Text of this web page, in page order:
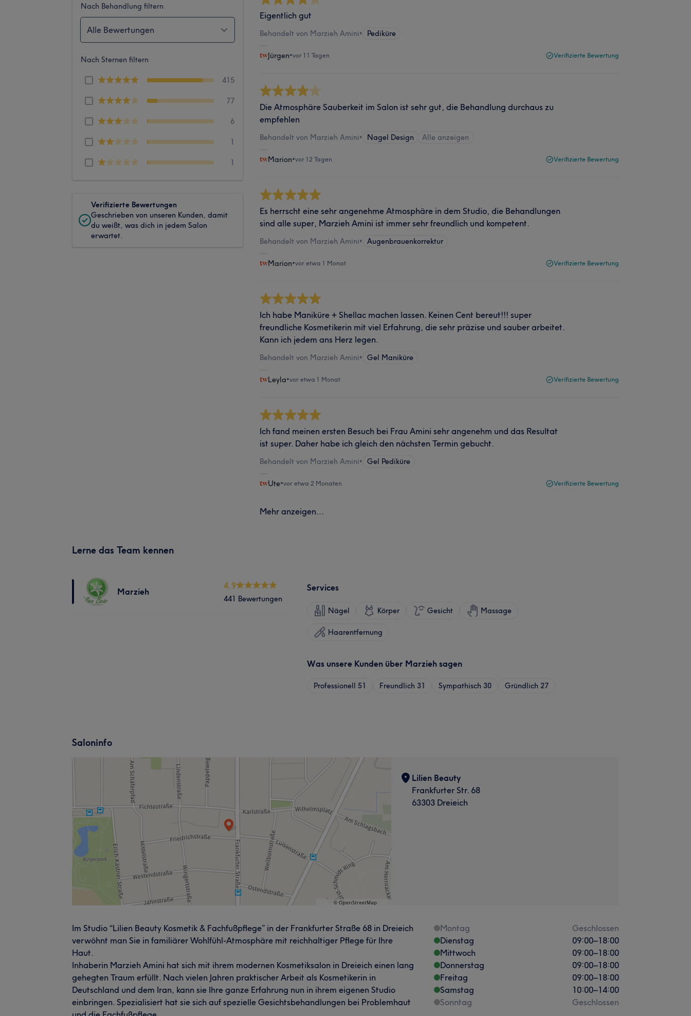
Nach Behandlung filtern
Alle Bewertungen
Nach Sternen filtern
415
77
6
1
1
Verifizierte Bewertungen
Geschrieben von unseren Kunden, damit
du weißt, was dich in jedem Salon
erwartet.
Eigentlich gut
Behandelt von Marzieh Amini• Pediküre
Jürgen•vor 11 Tagen Verifizierte Bewertung
Die Atmosphäre Sauberkeit im Salon ist sehr gut, die Behandlung durchaus zu
empfehlen
Behandelt von Marzieh Amini• Nagel Design Alle anzeigen
Marion•vor 12 Tagen Verifizierte Bewertung
Es herrscht eine sehr angenehme Atmosphäre in dem Studio, die Behandlungen
sind alle super, Marzieh Amini ist immer sehr freundlich und kompetent.
Behandelt von Marzieh Amini• Augenbrauenkorrektur
Marion•vor etwa 1 Monat Verifizierte Bewertung
Ich habe Maniküre + Shellac machen lassen. Keinen Cent bereut!!! super
freundliche Kosmetikerin mit viel Erfahrung, die sehr präzise und sauber arbeitet.
Kann ich jedem ans Herz legen.
Behandelt von Marzieh Amini• Gel Maniküre
Leyla•vor etwa 1 Monat Verifizierte Bewertung
Ich fand meinen ersten Besuch bei Frau Amini sehr angenehm und das Resultat
ist super. Daher habe ich gleich den nächsten Termin gebucht.
Behandelt von Marzieh Amini• Gel Pediküre
Ute•vor etwa 2 Monaten Verifizierte Bewertung
Mehr anzeigen...
Lerne das Team kennen
Marzieh
4.9
441 Bewertungen
Services
Nägel Körper Gesicht Massage
Haarentfernung
Was unsere Kunden über Marzieh sagen
Professionell 51 Freundlich 31 Sympathisch 30 Gründlich 27
Saloninfo
Lilien Beauty
Frankfurter Str. 68
63303 Dreieich
Im Studio “Lilien Beauty Kosmetik & Fachfußpflege” in der Frankfurter Straße 68 in Dreieich
verwöhnt man Sie in familiärer Wohlfühl-Atmosphäre mit reichhaltiger Pflege für Ihre
Haut.
Inhaberin Marzieh Amini hat sich mit ihrem modernen Kosmetiksalon in Dreieich einen lang
gehegten Traum erfüllt. Nach vielen Jahren praktischer Arbeit als Kosmetikerin in
Deutschland und dem Iran, kann sie Ihre ganze Erfahrung nun in ihrem eigenen Studio
einbringen. Spezialisiert hat sie sich auf spezielle Gesichtsbehandlungen bei Problemhaut
Montag
Geschlossen
Dienstag
09:00–18:00
Mittwoch
09:00–18:00
Donnerstag
09:00–18:00
Freitag
09:00–18:00
Samstag
10:00–14:00
Sonntag
Geschlossen